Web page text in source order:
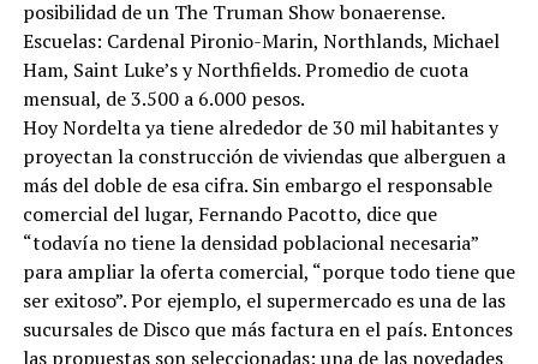
posibilidad de un The Truman Show bonaerense.
Escuelas: Cardenal Pironio-Marin, Northlands, Michael
Ham, Saint Luke’s y Northfields. Promedio de cuota
mensual, de 3.500 a 6.000 pesos.
Hoy Nordelta ya tiene alrededor de 30 mil habitantes y
proyectan la construcción de viviendas que alberguen a
más del doble de esa cifra. Sin embargo el responsable
comercial del lugar, Fernando Pacotto, dice que
“todavía no tiene la densidad poblacional necesaria”
para ampliar la oferta comercial, “porque todo tiene que
ser exitoso”. Por ejemplo, el supermercado es una de las
sucursales de Disco que más factura en el país. Entonces
las propuestas son seleccionadas: una de las novedades